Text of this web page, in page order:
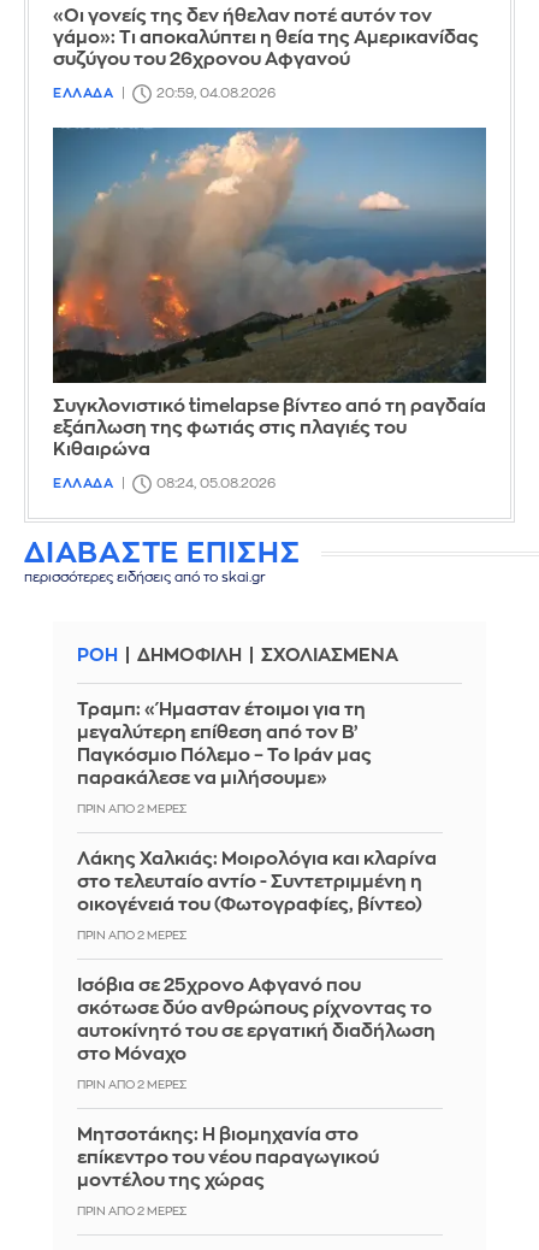
«Οι γονείς της δεν ήθελαν ποτέ αυτόν τον
γάμο»: Τι αποκαλύπτει η θεία της Αμερικανίδας
συζύγου του 26χρονου Αφγανού
ΕΛΛΑΔΑ 20:59, 04.08.2026
Συγκλονιστικό timelapse βίντεο από τη ραγδαία
εξάπλωση της φωτιάς στις πλαγιές του
Κιθαιρώνα
ΕΛΛΑΔΑ 08:24, 05.08.2026
ΔΙΑΒΑΣΤΕ ΕΠΙΣΗΣ
περισσότερες ειδήσεις από το skai.gr
ΡΟΗ ΔΗΜΟΦΙΛΗ ΣΧΟΛΙΑΣΜΕΝΑ
Τραμπ: «Ήμασταν έτοιμοι για τη
μεγαλύτερη επίθεση από τον Β’
Παγκόσμιο Πόλεμο – Το Ιράν μας
παρακάλεσε να μιλήσουμε»
ΠΡΙΝ ΑΠΌ 2 ΜΈΡΕΣ
Λάκης Χαλκιάς: Mοιρολόγια και κλαρίνα
στο τελευταίο αντίο - Συντετριμμένη η
οικογένειά του (Φωτογραφίες, βίντεο)
ΠΡΙΝ ΑΠΌ 2 ΜΈΡΕΣ
Ισόβια σε 25χρονο Αφγανό που
σκότωσε δύο ανθρώπους ρίχνοντας το
αυτοκίνητό του σε εργατική διαδήλωση
στο Μόναχο
ΠΡΙΝ ΑΠΌ 2 ΜΈΡΕΣ
Μητσοτάκης: Η βιομηχανία στο
επίκεντρο του νέου παραγωγικού
μοντέλου της χώρας
ΠΡΙΝ ΑΠΌ 2 ΜΈΡΕΣ